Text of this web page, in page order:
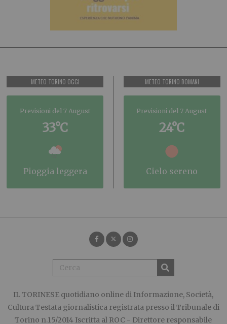
METEO TORINO OGGI
Previsioni del 7 August
33°C
pioggia leggera
METEO TORINO DOMANI
Previsioni del 7 August
24°C
cielo sereno
IL TORINESE quotidiano online di Informazione, Società,
Cultura Testata giornalistica registrata presso il Tribunale di
Torino n.15/2014 Iscritta al ROC - Direttore responsabile